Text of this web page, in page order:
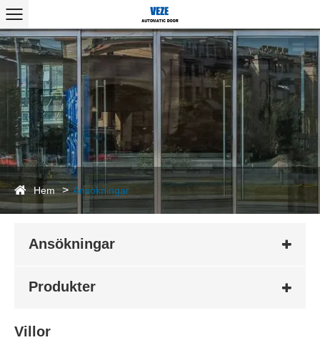
Hem Ansökningar
Ansökningar
Produkter
Villor